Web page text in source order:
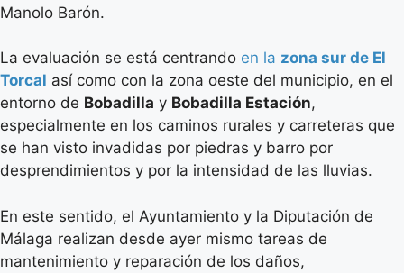
Manolo Barón.
La evaluación se está centrando en la zona sur de El
Torcal así como con la zona oeste del municipio, en el
entorno de Bobadilla y Bobadilla Estación,
especialmente en los caminos rurales y carreteras que
se han visto invadidas por piedras y barro por
desprendimientos y por la intensidad de las lluvias.
En este sentido, el Ayuntamiento y la Diputación de
Málaga realizan desde ayer mismo tareas de
mantenimiento y reparación de los daños,